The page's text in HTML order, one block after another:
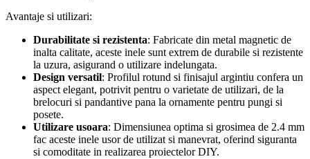
Avantaje si utilizari:
Durabilitate si rezistenta: Fabricate din metal magnetic de
inalta calitate, aceste inele sunt extrem de durabile si rezistente
la uzura, asigurand o utilizare indelungata.
Design versatil: Profilul rotund si finisajul argintiu confera un
aspect elegant, potrivit pentru o varietate de utilizari, de la
brelocuri si pandantive pana la ornamente pentru pungi si
posete.
Utilizare usoara: Dimensiunea optima si grosimea de 2.4 mm
fac aceste inele usor de utilizat si manevrat, oferind siguranta
si comoditate in realizarea proiectelor DIY.